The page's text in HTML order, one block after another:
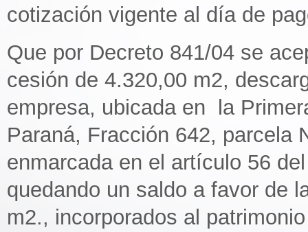
cotización vigente al día de
Que por Decreto 841/04 se
cesión de 4.320,00 m2,
empresa, ubicada en la
Paraná, Fracción 642, parcela
enmarcada en el artículo 56
quedando un saldo a favor de
m2., incorporados al